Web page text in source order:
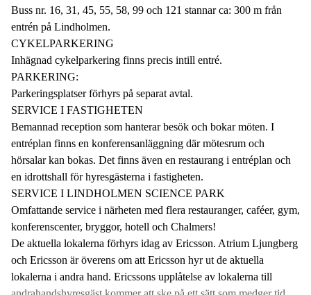
Buss nr. 16, 31, 45, 55, 58, 99 och 121 stannar ca: 300 m från
entrén på Lindholmen.
CYKELPARKERING
Inhägnad cykelparkering finns precis intill entré.
PARKERING:
Parkeringsplatser förhyrs på separat avtal.
SERVICE I FASTIGHETEN
Bemannad reception som hanterar besök och bokar möten. I
entréplan finns en konferensanläggning där mötesrum och
hörsalar kan bokas. Det finns även en restaurang i entréplan och
en idrottshall för hyresgästerna i fastigheten.
SERVICE I LINDHOLMEN SCIENCE PARK
Omfattande service i närheten med flera restauranger, caféer, gym,
konferenscenter, bryggor, hotell och Chalmers!
De aktuella lokalerna förhyrs idag av Ericsson. Atrium Ljungberg
och Ericsson är överens om att Ericsson hyr ut de aktuella
lokalerna i andra hand. Ericssons upplåtelse av lokalerna till